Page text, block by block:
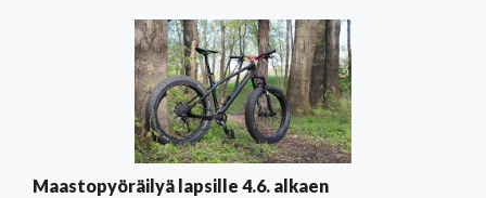
Maastopyöräilyä lapsille 4.6. alkaen